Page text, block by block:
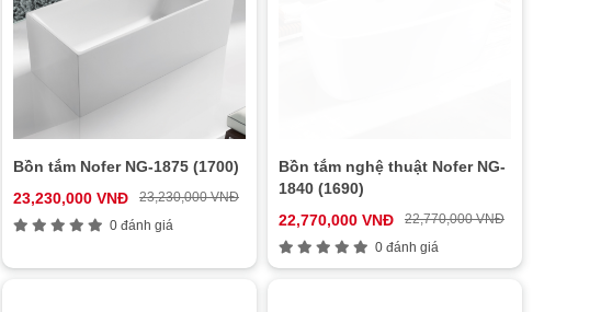
Bồn tắm Nofer NG-1875 (1700)
23,230,000 VNĐ
23,230,000 VNĐ
0 đánh giá
Bồn tắm nghệ thuật Nofer NG-
1840 (1690)
22,770,000 VNĐ
22,770,000 VNĐ
0 đánh giá